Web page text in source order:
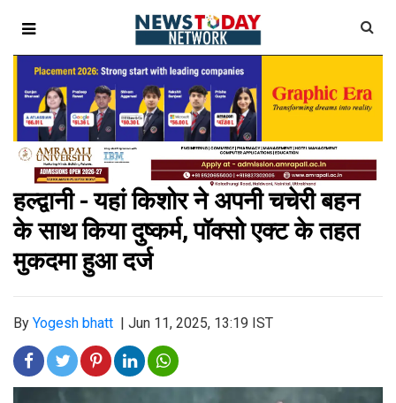
हल्द्वानी - यहां किशोर ने अपनी चचेरी बहन
के साथ किया दुष्कर्म, पॉक्सो एक्ट के तहत
मुकदमा हुआ दर्ज
By Yogesh bhatt Jun 11, 2025, 13:19 IST